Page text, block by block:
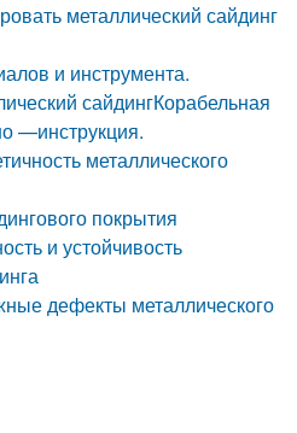
металлический сайдинг
и инструмента.
сайдингКорабельная
—инструкция.
металлического
покрытия
и устойчивость
дефекты металлического